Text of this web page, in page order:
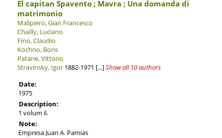
El capitan Spavento ; Mavra ; Una domanda di
matrimonio
Malipiero, Gian Francesco
Chailly, Luciano
Fino, Claudio
Kochno, Boris
Patane, Vittorio
Stravinsky, Igor1882-1971 [...]Show all 10 authors
Date:
1975
Description:
1 volum il.
Note:
Empresa Juan A. Pamias